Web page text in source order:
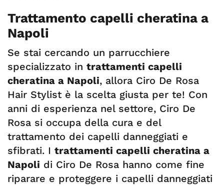
Trattamento capelli cheratina a
Napoli
Se stai cercando un parrucchiere
specializzato in trattamenti capelli
cheratina a Napoli, allora Ciro De Rosa
Hair Stylist è la scelta giusta per te! Con
anni di esperienza nel settore, Ciro De
Rosa si occupa della cura e del
trattamento dei capelli danneggiati e
sfibrati. I trattamenti capelli cheratina a
Napoli di Ciro De Rosa hanno come fine
riparare e proteggere i capelli danneggiati